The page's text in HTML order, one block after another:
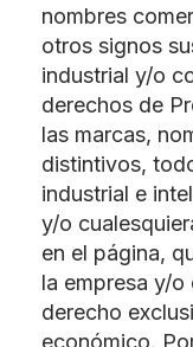
nombres
otros signos
industrial y/o
derechos de
las marcas,
distintivos,
industrial e
y/o
en el página,
la empresa y/o
derecho
económico.